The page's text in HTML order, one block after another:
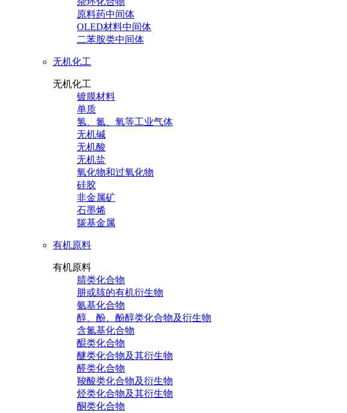
原料药中间体
OLED材料中间体
二苯胺类中间体
无机化工
无机化工
镀膜材料
单质
氢、氮、氧等工业气体
无机碱
无机酸
无机盐
氧化物和过氧化物
硅胶
非金属矿
石墨烯
羰基金属
有机原料
有机原料
腈类化合物
肼或胲的有机衍生物
氨基化合物
醇、酚、酚醇类化合物及衍生物
含氮基化合物
醌类化合物
醚类化合物及其衍生物
醛类化合物
羧酸类化合物及衍生物
烃类化合物及其衍生物
酮类化合物